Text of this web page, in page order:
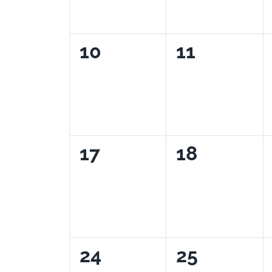
0
10
0
11
0
17
0
18
0
24
0
25